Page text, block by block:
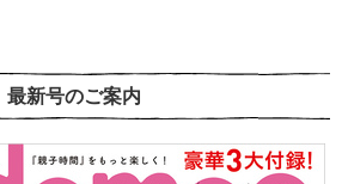
最新号のご案内